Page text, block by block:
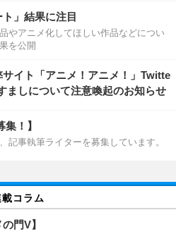
」結果に注目
やアニメ化してほしい作品などについ
を公開
サイト「アニメ！アニメ！」Twitte
ましについて注意喚起のお知らせ
！】
記事執筆ライターを募集しています。
載コラム
門V】